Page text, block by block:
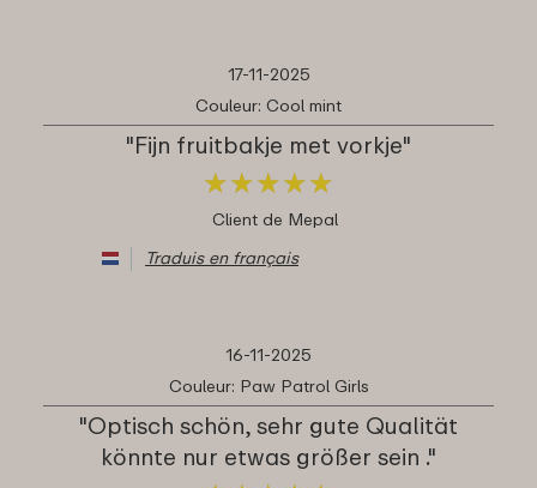
17-11-2025
Couleur: Cool mint
"Fijn fruitbakje met vorkje"
★★★★★
★★★★★
Client de Mepal
Traduis en français
16-11-2025
Couleur: Paw Patrol Girls
"Optisch schön, sehr gute Qualität
könnte nur etwas größer sein ."